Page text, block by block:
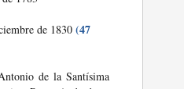
de 1830(47
de la Santísima